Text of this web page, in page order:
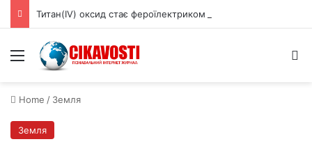
Menu
Home / Земля
Земля